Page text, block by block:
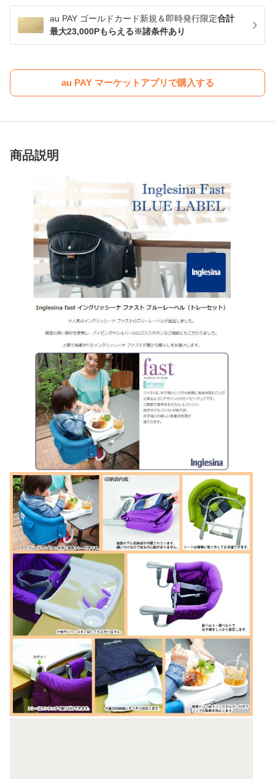
au PAY ゴールドカード新規＆即時発行限定合計
最大23,000Pもらえる※諸条件あり
au PAY マーケットアプリで購入する
商品説明